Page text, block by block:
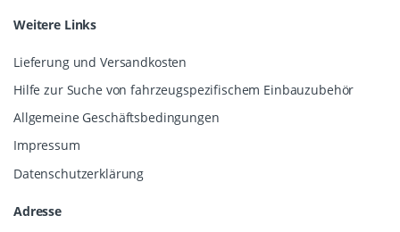
Weitere Links
Lieferung und Versandkosten
Hilfe zur Suche von fahrzeugspezifischem Einbauzubehör
Allgemeine Geschäftsbedingungen
Impressum
Datenschutzerklärung
Adresse